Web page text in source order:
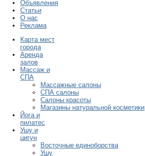
Объявления
Статьи
О нас
Реклама
Карта мест
города
Аренда
залов
Массаж и
СПА
Массажные салоны
СПА салоны
Салоны красоты
Магазины натуральной косметики
Йога и
пилатес
Ушу и
цигун
Восточные единоборства
Ушу